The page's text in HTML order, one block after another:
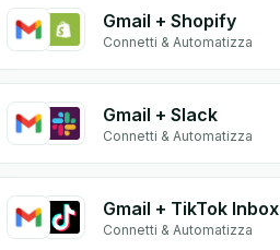
Gmail + Shopify
Connetti & Automatizza
Gmail + Slack
Connetti & Automatizza
Gmail + TikTok Inbox
Connetti & Automatizza